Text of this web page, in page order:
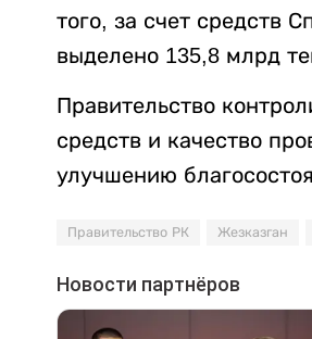
того, за счет средств
выделено 135,8 млрд
Правительство
средств и качество
улучшению
Правительство РК Жезказган